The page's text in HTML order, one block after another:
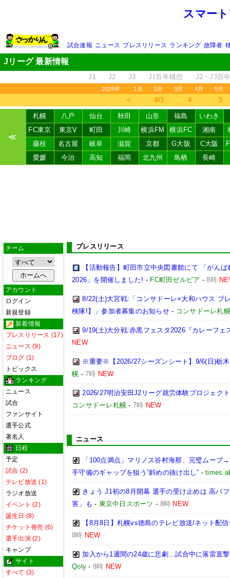
スマー
試合速報 ニュース プレスリリース ランキング 故障者
Jリーグ 最新情報
J1 J2 J3 J1百年構想 J2・J3百
2026年 1月 2月 3月 4月 5月
＜ 8/3 4 5
≪
札幌 八戸 仙台 秋田 山形 福島
いわき
FC東京
東京V 町田 川崎 横浜FM 横浜FC 湘南
藤枝
名古屋 岐阜 滋賀 京都 G大阪 C大阪
愛媛
今治 高知 福岡 北九州 鳥栖 長崎
チーム
アカウント
ログイン
新規登録
新着情報
プレスリリース (17)
ニュース (9)
ブログ (1)
トピックス
ランキング
ニュース
試合
ファンサイト
選手公式
著名人
日程
予定
試合 (2)
テレビ放送 (1)
ラジオ放送
イベント (2)
誕生日 (8)
チケット発売 (6)
選手出演 (2)
キャンプ
サイト
すべて (3)
プレスリリース
【活動報告】町田市立中央図書館にて 「がん
2026」を開催しました! - FC町田ゼルビア -8時
8/22(土)大宮戦:「コンサドーレ×大和ハウス プ
検隊!】」参加者募集のお知らせ - コンサドーレ札幌
9/19(土)大分戦:赤黒フェスタ2026『カレーフェ
NEW
※重要※【2026/27シーズンシート】9/6(日)栃
幌 -7時 NEW
2026/27明治安田J2リーグ就労体験プロジェク
コンサドーレ札幌 - 7時 NEW
ニュース
「100点満点」マリノス谷村海那、完璧ムーブ
手守備のギャップを狙う”斜めの抜け出し” -
きょう J1初の8月開幕 選手の受け止めは 高パ
害」も - 東京中日スポーツ - 8時 NEW
【8月8日】札幌vs徳島のテレビ放送/ネット配
8時 NEW
加入から1週間の24歳に悲劇…試合中に落雷直
Qoly - 8時 NEW